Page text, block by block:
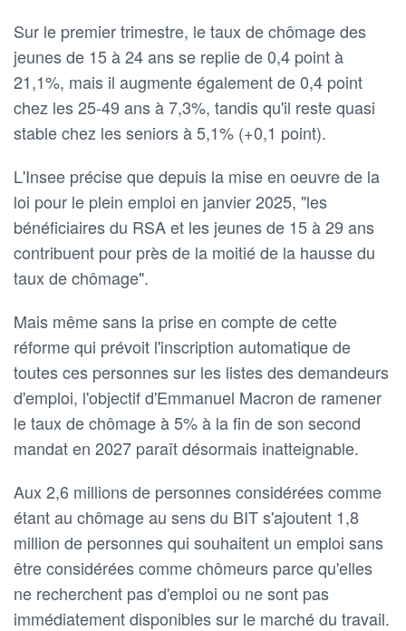
Sur le premier trimestre, le taux de chômage des
jeunes de 15 à 24 ans se replie de 0,4 point à
21,1%, mais il augmente également de 0,4 point
chez les 25-49 ans à 7,3%, tandis qu'il reste quasi
stable chez les seniors à 5,1% (+0,1 point).
L'Insee précise que depuis la mise en oeuvre de la
loi pour le plein emploi en janvier 2025, "les
bénéficiaires du RSA et les jeunes de 15 à 29 ans
contribuent pour près de la moitié de la hausse du
taux de chômage".
Mais même sans la prise en compte de cette
réforme qui prévoit l'inscription automatique de
toutes ces personnes sur les listes des demandeurs
d'emploi, l'objectif d'Emmanuel Macron de ramener
le taux de chômage à 5% à la fin de son second
mandat en 2027 paraît désormais inatteignable.
Aux 2,6 millions de personnes considérées comme
étant au chômage au sens du BIT s'ajoutent 1,8
million de personnes qui souhaitent un emploi sans
être considérées comme chômeurs parce qu'elles
ne recherchent pas d'emploi ou ne sont pas
immédiatement disponibles sur le marché du travail.